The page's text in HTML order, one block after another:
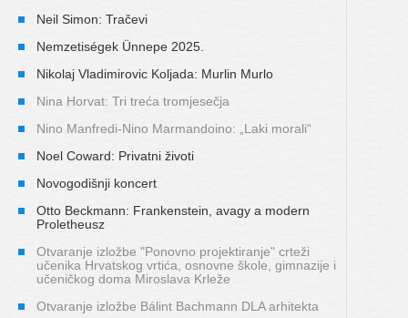
Neil Simon: Tračevi
Nemzetiségek Ünnepe 2025.
Nikolaj Vladimirovic Koljada: Murlin Murlo
Nina Horvat: Tri treća tromjesečja
Nino Manfredi-Nino Marmandoino: „Laki morali“
Noel Coward: Privatni životi
Novogodišnji koncert
Otto Beckmann: Frankenstein, avagy a modern
Proletheusz
Otvaranje izložbe "Ponovno projektiranje" crteži
učenika Hrvatskog vrtića, osnovne škole, gimnazije i
učeničkog doma Miroslava Krleže
Otvaranje izložbe Bálint Bachmann DLA arhitekta